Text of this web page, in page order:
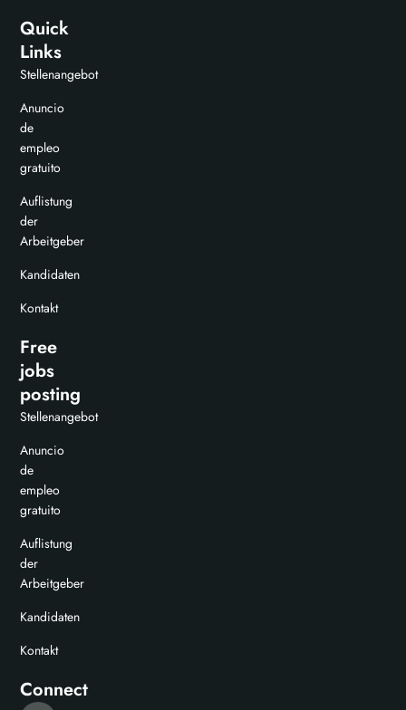
Quick
Links
Stellenangebot
Anuncio
de
empleo
gratuito
Auflistung
der
Arbeitgeber
Kandidaten
Kontakt
Free
jobs
posting
Stellenangebot
Anuncio
de
empleo
gratuito
Auflistung
der
Arbeitgeber
Kandidaten
Kontakt
Connect